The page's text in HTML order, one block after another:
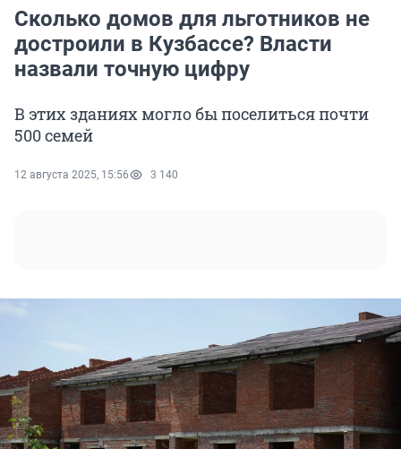
Сколько домов для льготников не
достроили в Кузбассе? Власти
назвали точную цифру
В этих зданиях могло бы поселиться почти
500 семей
12 августа 2025, 15:56 3 140